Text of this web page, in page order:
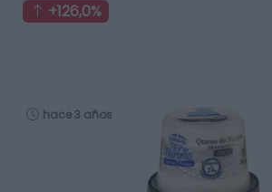
+126,0%
hace 3 años